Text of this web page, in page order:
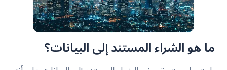
ما هو الشراء المستند إلى البيانات؟